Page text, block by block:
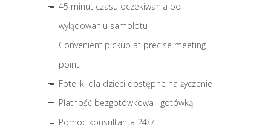
45 minut czasu oczekiwania po
wylądowaniu samolotu
Convenient pickup at precise meeting
point
Foteliki dla dzieci dostępne na życzenie
Płatność bezgotówkowa i gotówką
Pomoc konsultanta 24/7